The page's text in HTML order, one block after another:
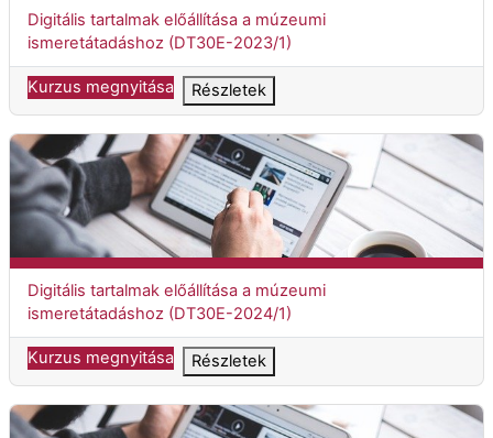
Kurzuscím
Digitális tartalmak előállítása a múzeumi
ismeretátadáshoz (DT30E-2023/1)
Kurzus megnyitása Részletek
Digitális tartalmak előállítása a múzeumi ismeretátadáshoz
Kurzuscím
Digitális tartalmak előállítása a múzeumi
ismeretátadáshoz (DT30E-2024/1)
Kurzus megnyitása Részletek
Digitális tartalmak előállítása a múzeumi ismeretátadáshoz